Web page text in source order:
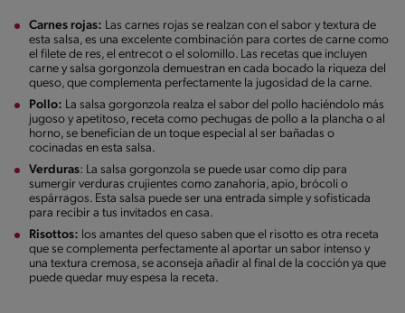
Carnes rojas: Las carnes rojas se realzan con el sabor y textura de
esta salsa, es una excelente combinación para cortes de carne como
el filete de res, el entrecot o el solomillo. Las recetas que incluyen
carne y salsa gorgonzola demuestran en cada bocado la riqueza del
queso, que complementa perfectamente la jugosidad de la carne.
Pollo: La salsa gorgonzola realza el sabor del pollo haciéndolo más
jugoso y apetitoso, receta como pechugas de pollo a la plancha o al
horno, se benefician de un toque especial al ser bañadas o
cocinadas en esta salsa.
Verduras: La salsa gorgonzola se puede usar como dip para
sumergir verduras crujientes como zanahoria, apio, brócoli o
espárragos. Esta salsa puede ser una entrada simple y sofisticada
para recibir a tus invitados en casa.
Risottos: los amantes del queso saben que el risotto es otra receta
que se complementa perfectamente al aportar un sabor intenso y
una textura cremosa, se aconseja añadir al final de la cocción ya que
puede quedar muy espesa la receta.